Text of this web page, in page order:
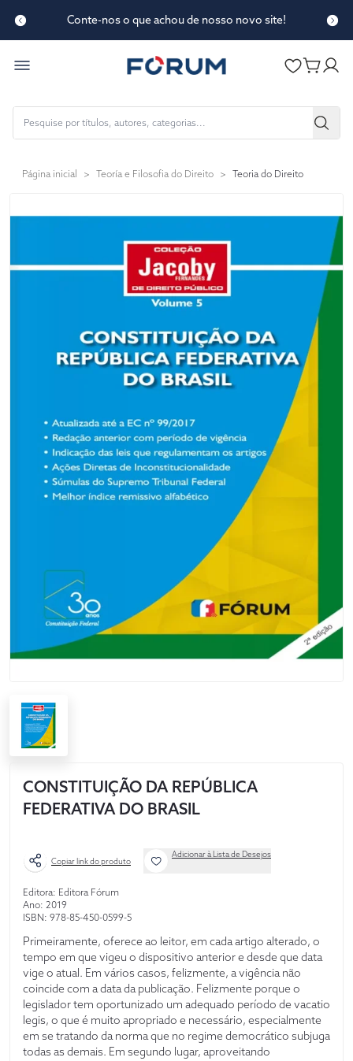
Conte-nos o que achou de nosso novo site!
Página inicial > Teoría e Filosofia do Direito > Teoria do Direito
CONSTITUIÇÃO DA REPÚBLICA
FEDERATIVA DO BRASIL
Copiar link do produto
Adicionar à Lista de Desejos
Editora: Editora Fórum
Ano: 2019
ISBN: 978-85-450-0599-5
Primeiramente, oferece ao leitor, em cada artigo alterado, o
tempo em que vigeu o dispositivo anterior e desde que data
vige o atual. Em vários casos, felizmente, a vigência não
coincide com a data da publicação. Felizmente porque o
legislador tem oportunizado um adequado período de vacatio
legis, o que é muito apropriado e necessário, especialmente
em se tratando da norma que no regime democrático subjuga
todas as demais. Em segundo lugar, aproveitando